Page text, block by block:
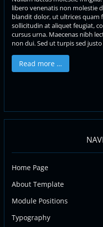
libero venenatis non molestie
blandit dolor, ut ultrices quam
sollicitudin at aliquet feugiat,
cursus urna. Maecenas nibh
non dui. Sed ut turpis sed
Read more …
Home Page
About Template
Module Positions
Typography